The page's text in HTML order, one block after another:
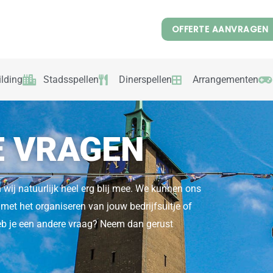
OFFERTE AANVRAGEN
Stadsspellen Dinerspellen Arrangementen
VRAGEN
natuurlijk heel erg blij mee. We kunnen ons
het organiseren van jouw bedrijfsuitje of
je een andere vraag? Neem dan gerust